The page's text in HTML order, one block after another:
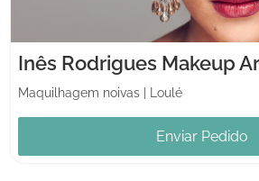
Inês Rodrigues Makeup
Maquilhagem noivas Loulé
Enviar Pedido